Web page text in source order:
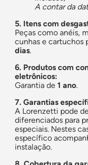
A contar da
5. Itens com
Peças como anéis,
cunhas e cartuchos
dias.
6. Produtos com
eletrônicos:
Garantia de 1 ano.
7. Garantias
A Lorenzetti pode
diferenciados para
especiais. Nestes
específico
instalação.